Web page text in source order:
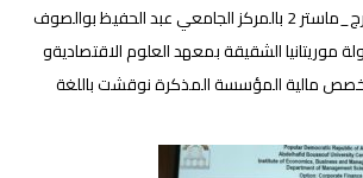
أول مناقشة مذكرة تخرج_ماستر 2 بالمركز الجامعي عبد الحفيظ بوالصوف
موريتانيا الشقيقة بمعهد العلوم الاقتصاديةو
تخصص مالية المؤسسة المذكرة نوقشت باللغة